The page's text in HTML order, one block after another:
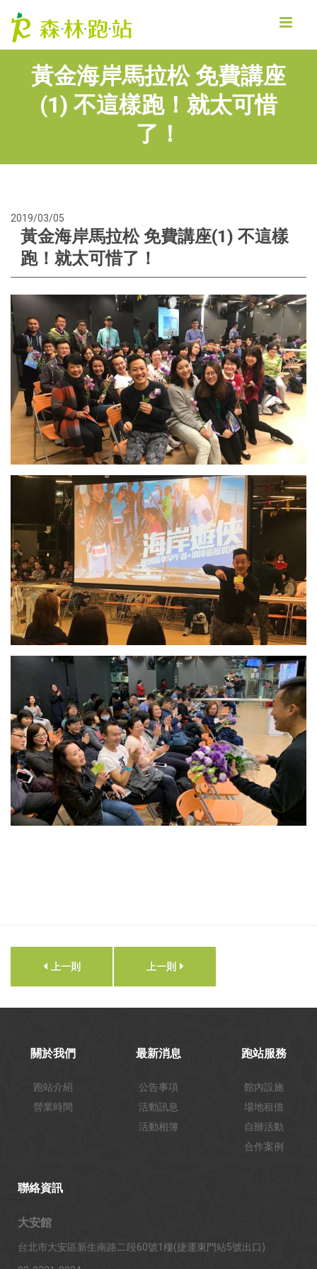
黃金海岸馬拉松 免費講座
(1) 不這樣跑！就太可惜
了！
2019/03/05
黃金海岸馬拉松 免費講座(1) 不這樣
跑！就太可惜了！
上一則 上一則
關於我們
跑站介紹
營業時間
最新消息
公告事項
活動訊息
活動相簿
跑站服務
館內設施
場地租借
自辦活動
合作案例
聯絡資訊
大安館
台北市大安區新生南路二段60號1樓(捷運東門站5號出口)